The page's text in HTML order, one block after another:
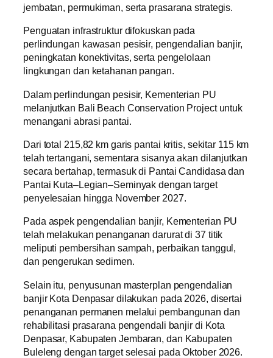
jembatan, permukiman, serta prasarana strategis.
Penguatan infrastruktur difokuskan pada
perlindungan kawasan pesisir, pengendalian banjir,
peningkatan konektivitas, serta pengelolaan
lingkungan dan ketahanan pangan.
Dalam perlindungan pesisir, Kementerian PU
melanjutkan Bali Beach Conservation Project untuk
menangani abrasi pantai.
Dari total 215,82 km garis pantai kritis, sekitar 115 km
telah tertangani, sementara sisanya akan dilanjutkan
secara bertahap, termasuk di Pantai Candidasa dan
Pantai Kuta–Legian–Seminyak dengan target
penyelesaian hingga November 2027.
Pada aspek pengendalian banjir, Kementerian PU
telah melakukan penanganan darurat di 37 titik
meliputi pembersihan sampah, perbaikan tanggul,
dan pengerukan sedimen.
Selain itu, penyusunan masterplan pengendalian
banjir Kota Denpasar dilakukan pada 2026, disertai
penanganan permanen melalui pembangunan dan
rehabilitasi prasarana pengendali banjir di Kota
Denpasar, Kabupaten Jembaran, dan Kabupaten
Buleleng dengan target selesai pada Oktober 2026.